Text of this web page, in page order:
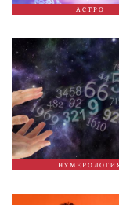
АСТРО